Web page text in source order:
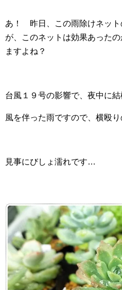
あ！ 昨日、この雨除けネット
が、このネットは効果あった
ますよね？
台風１９号の影響で、夜中に結
風を伴った雨ですので、横殴り
見事にびしょ濡れです…